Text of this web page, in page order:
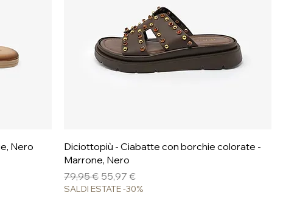
Nero
Vista rapida
Diciottopiù - Ciabatte con borchie colorate -
Marrone, Nero
Prezzo regolare
79,95 € Prezzo scontato
55,97 €
SALDI ESTATE -30%